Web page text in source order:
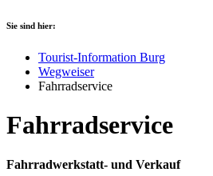
Sie sind hier:
Tourist-Information Burg
Wegweiser
Fahrradservice
Fahrradservice
Fahrradwerkstatt- und Verkauf